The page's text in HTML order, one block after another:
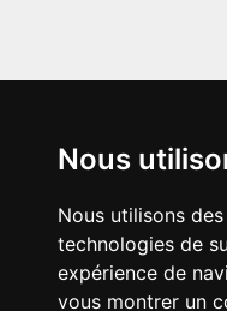
Nous
Nous utilisons
technologies de
expérience de
vous montrer un